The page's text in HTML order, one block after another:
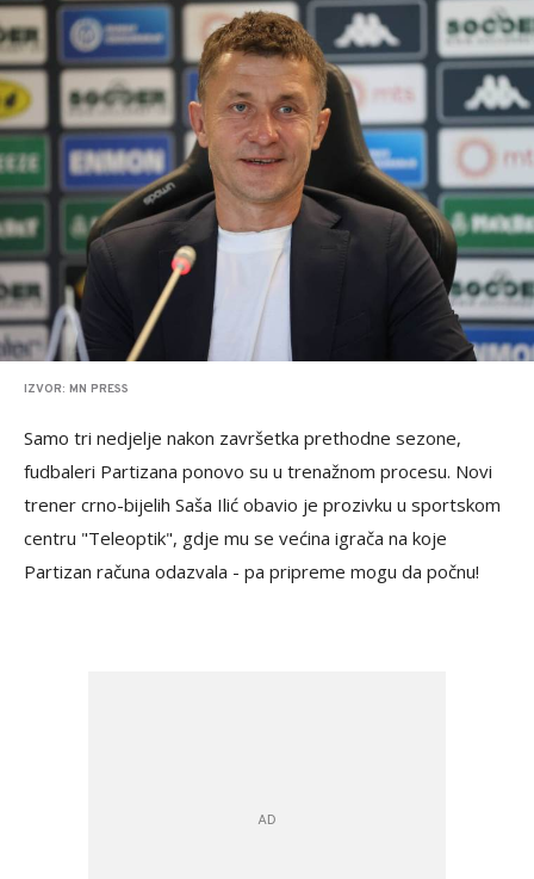
IZVOR: MN PRESS
Samo tri nedjelje nakon završetka prethodne sezone,
fudbaleri Partizana ponovo su u trenažnom procesu. Novi
trener crno-bijelih Saša Ilić obavio je prozivku u sportskom
centru "Teleoptik", gdje mu se većina igrača na koje
Partizan računa odazvala - pa pripreme mogu da počnu!